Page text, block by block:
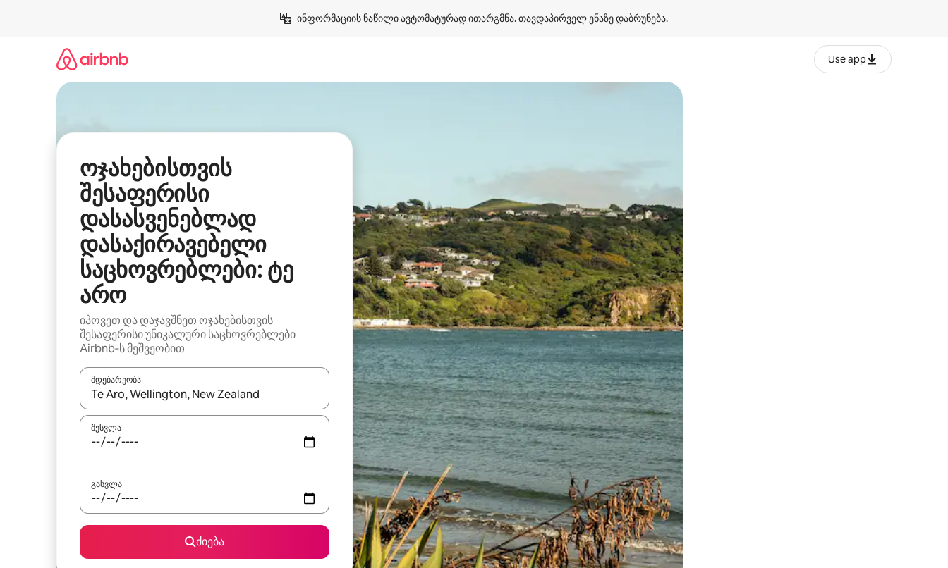
ინფორმაციის ნაწილი ავტომატურად ითარგმნა. თავდაპირველ ენაზე დაბრუნება.
Use app
ოჯახებისთვის
შესაფერისი
დასასვენებლად
დასაქირავებელი
საცხოვრებლები: ტე
არო
იპოვეთ და დაჯავშნეთ ოჯახებისთვის
შესაფერისი უნიკალური საცხოვრებლები
Airbnb‑ს მეშვეობით
მდებარეობა
როცა შედეგები ხელმისაწვდომი გახდება, ნავიგაციისთვის გამოიყენეთ კლავიშები ზემოთ/ქვემოთ მიმართული ისრებით ან შეხებისა თუ თითის გასმის ჟესტები.
შესვლა
გასვლა
ძიება